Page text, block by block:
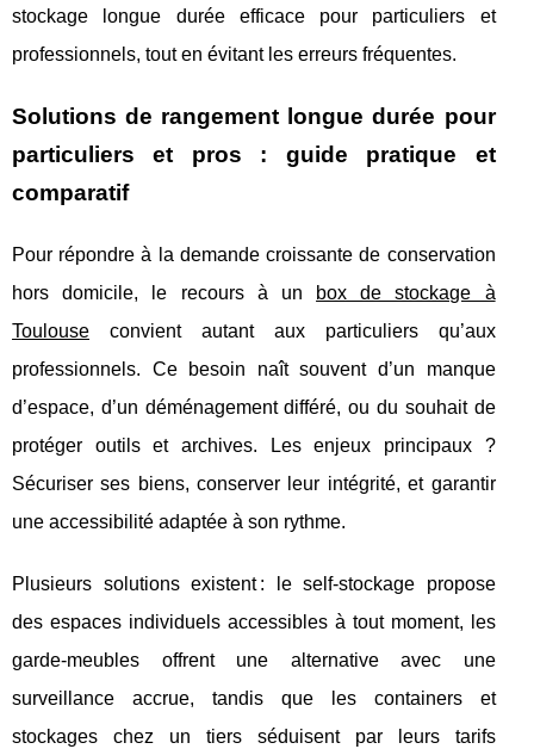
stockage longue durée efficace pour particuliers et
professionnels, tout en évitant les erreurs fréquentes.
Solutions de rangement longue durée pour
particuliers et pros : guide pratique et
comparatif
Pour répondre à la demande croissante de conservation
hors domicile, le recours à un
box de stockage à
Toulouse convient autant aux particuliers qu’aux
professionnels. Ce besoin naît souvent d’un manque
d’espace, d’un déménagement différé, ou du souhait de
protéger outils et archives. Les enjeux principaux ?
Sécuriser ses biens, conserver leur intégrité, et garantir
une accessibilité adaptée à son rythme.
Plusieurs solutions existent : le self-stockage propose
des espaces individuels accessibles à tout moment, les
garde-meubles offrent une alternative avec une
surveillance accrue, tandis que les containers et
stockages chez un tiers séduisent par leurs tarifs